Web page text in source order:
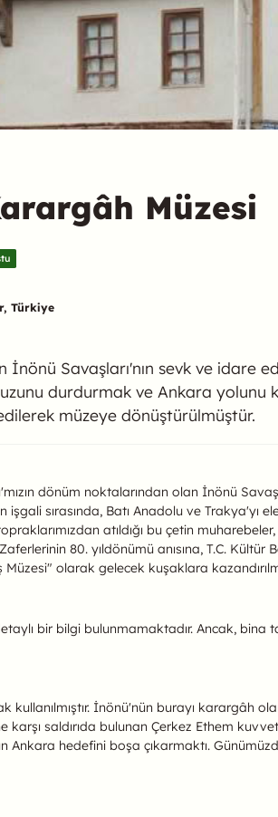
Müzesi
İnönü Savaşları'nın sevk ve idare
durdurmak ve Ankara
müzeye dönüştürülmüştür.
Türkiye
Müzesi Hakkında
dönüm noktalarından olan İnönü
işgali sırasında, Batı Anadolu ve Trakya'yı
atıldığı bu çetin
80. yıldönümü anısına, T.C. Kültür
olarak gelecek kuşaklara
bir bilgi bulunmamaktadır. Ancak,
kullanılmıştır. İnönü'nün burayı karargâh
saldırıda bulunan Çerkez Ethem
Ankara hedefini boşa çıkarmaktı.